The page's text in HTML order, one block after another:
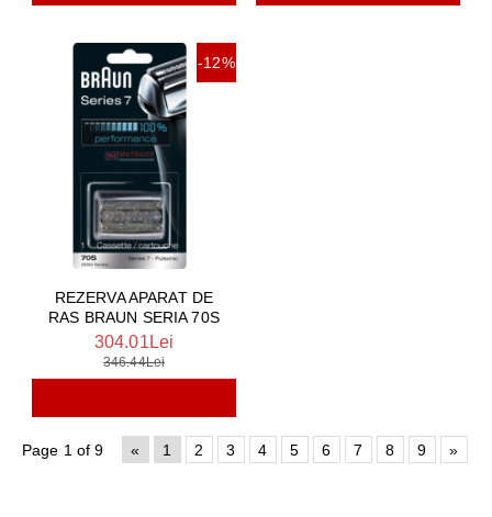
-12%
REZERVA APARAT DE
RAS BRAUN SERIA 70S
304.01Lei
346.44Lei
Page 1 of 9 « 1 2 3 4 5 6 7 8 9 »